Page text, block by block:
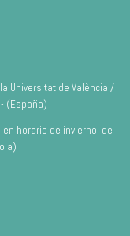
Universitat de València /
(España)
horario de invierno; de